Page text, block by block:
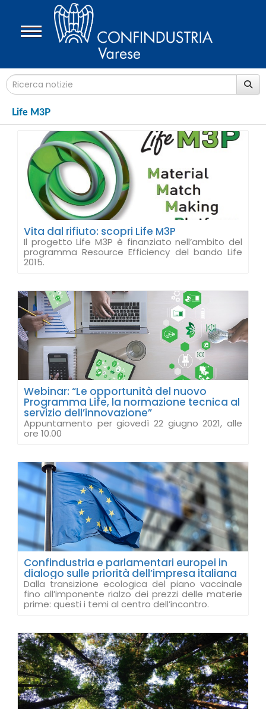
Life M3P
Vita dal rifiuto: scopri Life M3P
Il progetto Life M3P è finanziato nell’ambito del
programma Resource Efficiency del bando Life
2015.
Webinar: “Le opportunità del nuovo
Programma Life, la normazione tecnica al
servizio dell’innovazione”
Appuntamento per giovedì 22 giugno 2021, alle
ore 10.00
Confindustria e parlamentari europei in
dialogo sulle priorità dell’impresa italiana
Dalla transizione ecologica del piano vaccinale
fino all’imponente rialzo dei prezzi delle materie
prime: questi i temi al centro dell’incontro.